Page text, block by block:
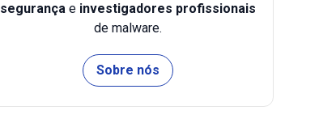
segurança e investigadores profissionais
de malware.
Sobre nós